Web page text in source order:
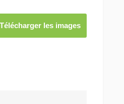
Télécharger les images